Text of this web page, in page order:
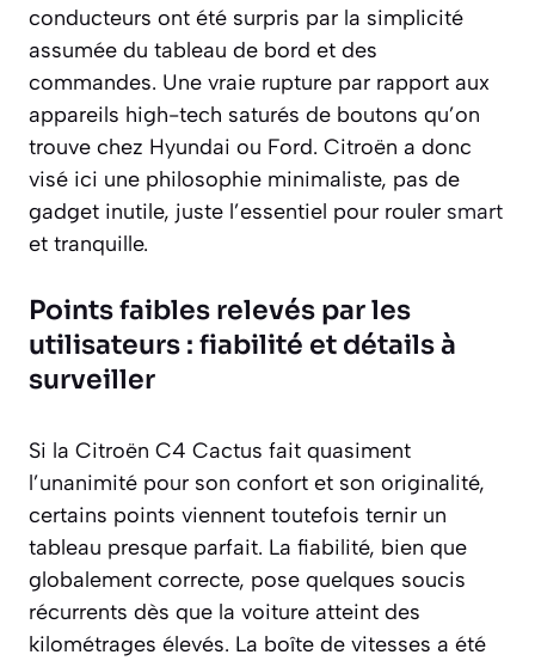
conducteurs ont été surpris par la simplicité
assumée du tableau de bord et des
commandes. Une vraie rupture par rapport aux
appareils high-tech saturés de boutons qu’on
trouve chez Hyundai ou Ford. Citroën a donc
visé ici une philosophie minimaliste, pas de
gadget inutile, juste l’essentiel pour rouler smart
et tranquille.
Points faibles relevés par les
utilisateurs : fiabilité et détails à
surveiller
Si la Citroën C4 Cactus fait quasiment
l’unanimité pour son confort et son originalité,
certains points viennent toutefois ternir un
tableau presque parfait. La fiabilité, bien que
globalement correcte, pose quelques soucis
récurrents dès que la voiture atteint des
kilométrages élevés. La boîte de vitesses a été